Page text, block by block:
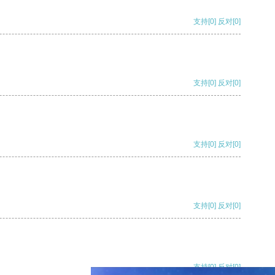
支持[0] 反对[0]
支持[0] 反对[0]
支持[0] 反对[0]
支持[0] 反对[0]
支持[0] 反对[0]